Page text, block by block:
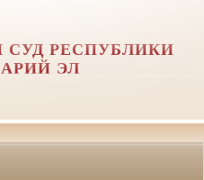
СУД РЕСПУБЛИКИ
ЭЛ